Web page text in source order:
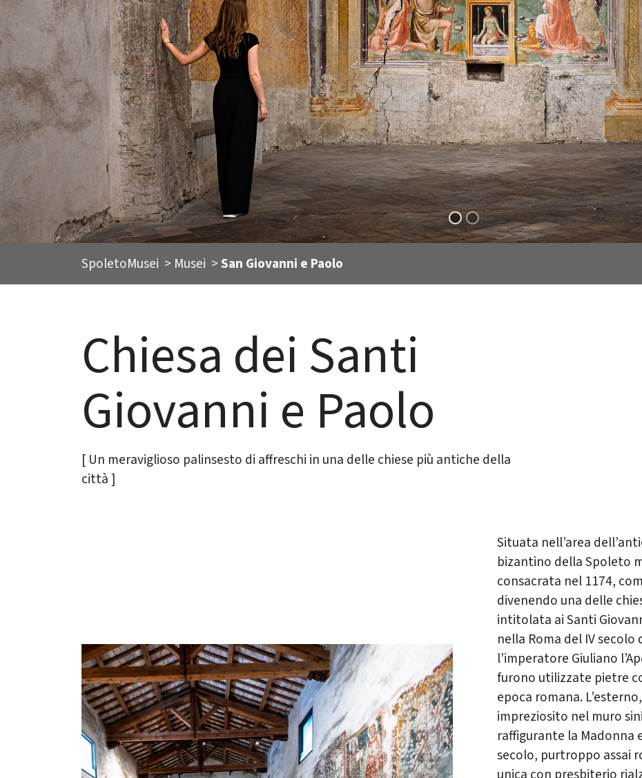
SpoletoMusei > Musei >San Giovanni e Paolo
Chiesa dei Santi
Giovanni e Paolo
[ Un meraviglioso palinsesto di affreschi in una delle chiese più antiche della
città ]
Situata nell’area
bizantino della Spoleto
consacrata nel 1174,
divenendo una delle
intitolata ai Santi
nella Roma del IV
l’imperatore Giuliano
furono utilizzate pietre
epoca romana.
impreziosito nel muro
raffigurante la Madonna
secolo, purtroppo assai